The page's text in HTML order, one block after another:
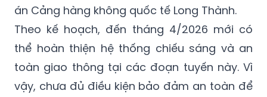
án Cảng hàng không quốc tế Long Thành.
Theo kế hoạch, đến tháng 4/2026 mới có
thể hoàn thiện hệ thống chiếu sáng và an
toàn giao thông tại các đoạn tuyến này. Vì
vậy, chưa đủ điều kiện bảo đảm an toàn để